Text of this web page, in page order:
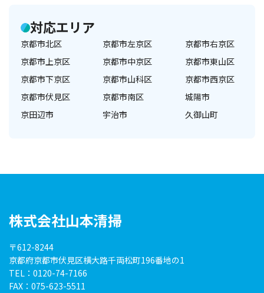
対応エリア
京都市北区 京都市左京区
京都市右京区
京都市上京区
京都市中京区
京都市東山区
京都市下京区
京都市山科区
京都市西京区
京都市伏見区
京都市南区
城陽市
京田辺市
宇治市 久御山町
株式会社山本清掃
〒612-8244
京都府京都市伏見区横大路千両松町196番地の1
TEL：0120-74-7166
FAX：075-623-5511